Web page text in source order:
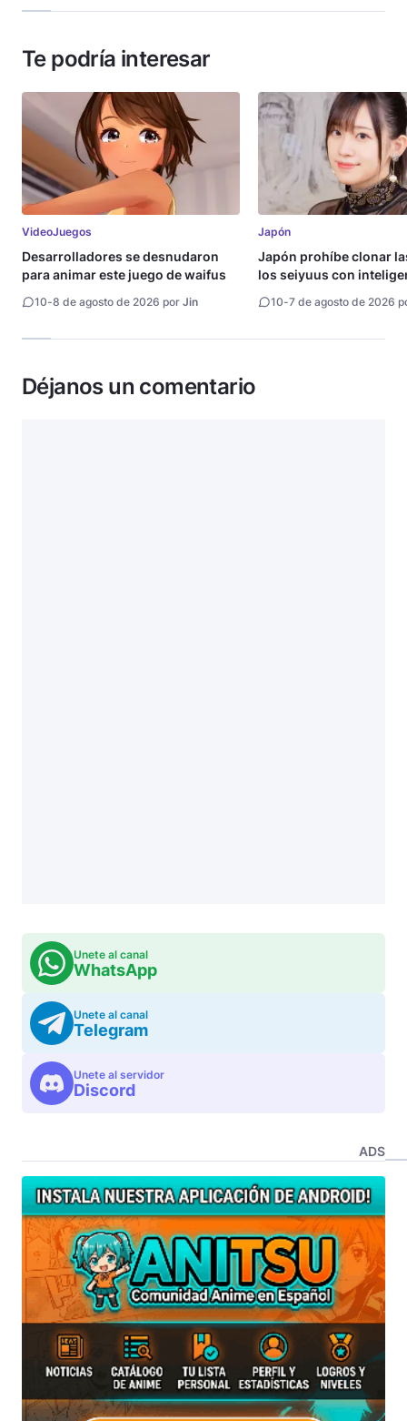
Te podría interesar
VideoJuegos
Desarrolladores se desnudaron
para animar este juego de waifus
10-8 de agosto de 2026 por Jin
Japón
Japón prohíbe clonar
los seiyuus con
10-7 de agosto de 2026
Déjanos un comentario
Unete al canal
WhatsApp
Unete al canal
Telegram
Unete al servidor
Discord
ADS